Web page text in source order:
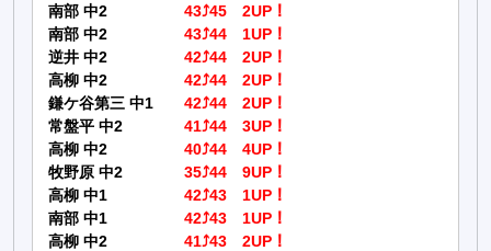
南部 中2
43⤴45 2UP！
南部 中2
43⤴44 1UP！
逆井 中2
42⤴44 2UP！
高柳 中2
42⤴44 2UP！
鎌ケ谷第三 中1
42⤴44 2UP！
常盤平 中2
41⤴44 3UP！
高柳 中2
40⤴44 4UP！
牧野原 中2
35⤴44 9UP！
高柳 中1
42⤴43 1UP！
南部 中1
42⤴43 1UP！
高柳 中2
41⤴43 2UP！